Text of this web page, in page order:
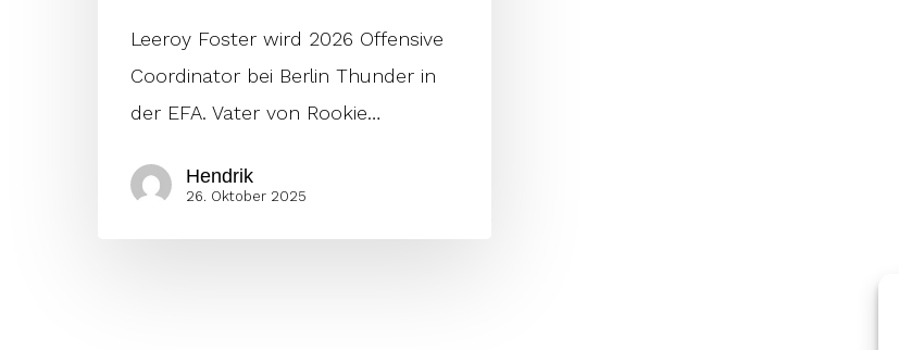
Leeroy Foster wird 2026 Offensive
Coordinator bei Berlin Thunder in
der EFA. Vater von Rookie…
Hendrik
26. Oktober 2025